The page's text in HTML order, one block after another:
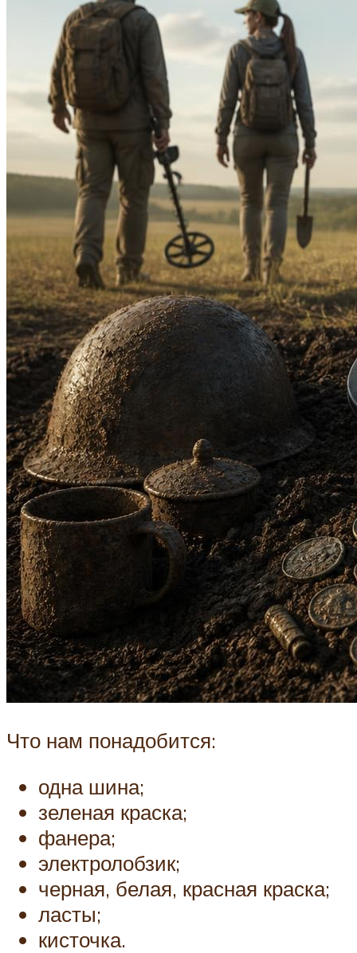
Что нам понадобится:
одна шина;
зеленая краска;
фанера;
электролобзик;
черная, белая, красная краска;
ласты;
кисточка.